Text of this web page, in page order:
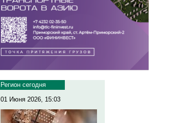
Регион сегодня
01 Июня 2026, 15:03